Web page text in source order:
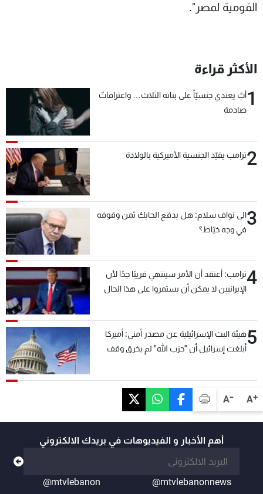
A+
A-
القومية لمصر".
الأكثر قراءة
1أبٌ يعتدي جنسيّاً على بناته الثلاث… واعترافاتٌ
صادمة
2ترامب يقيّد الجنسية الأميركية بالولادة
3الى نواف سلام: هل يدفع الحايك ثمن وقوفه
في وجه خيّاط؟
4ترامب: أعتقد أن الأمر سينتهي قريبًا جدًا لأن
الإيرانيين لا يمكن أن يستمروا على هذا الحال
5هيئة البث الإسرائيلية عن مصدر أمني: أميركا
أبلغت إسرائيل أن "حزب الله" لم يخرق وقف
أهم الأخبار و الفيديوهات في بريدك الالكتروني
@mtvlebanonnews
@mtvlebanon